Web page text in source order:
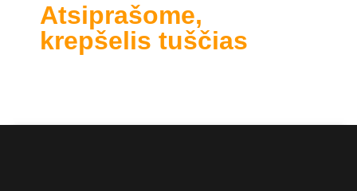
Atsiprašome,
krepšelis tuščias